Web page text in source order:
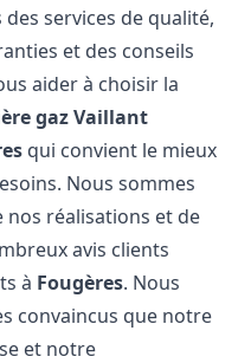
services de qualité,
et des conseils
aider à choisir la
gaz Vaillant
qui convient le mieux
Nous sommes
nos réalisations et de
avis clients
à Fougères. Nous
convaincus que notre
et notre